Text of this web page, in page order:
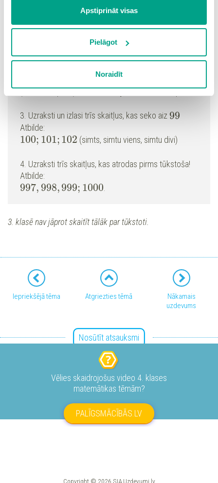
trešo pušu mārketinga sīkdatnes. Spiežot uz pogas
vietnē, izņemot “Nepieciešamās” sīkdatnes, kuru
izmantošanai nav nepieciešams iegūt lietotāja piekrišanu.
Spiežot uz pogas “Apstiprināt izvēlētās”, Jūs varat mainīt
sīkdatņu politikuun ir iespēja atsaukt savu
piekrišanu sadaļā “Sīkdatņu iestatījumi”.
Apstiprināt visas
Pielāgot
Noraidīt
¯ ¯
¯¯¯
¯ ¯
¯¯¯
- lasa: trīs simti četrdesmit seši.
2. Uzraksti skaitli: divi simti pieci!
Esi uzmanīgs, ja uzrakstīsi bez0
(divdesmit pieci). Simti ir trešajā vietā no labās puses.
3. Uzraksti un izlasi trīs skaitļus, kas seko aiz 99
Atbilde:
100; 101;102 (simts, simtu viens, simtu divi)
4. Uzraksti trīs skaitļus, kas atrodas pirms tūkstoša!
Atbilde:
997, 998,999; 1000
3. klasē nav jāprot skaitīt tālāk par tūkstoti.
Iepriekšējā tēma Atgriezties tēmā
Nākamais
uzdevums
Nosūtīt atsauksmi
Vēlies skaidrojošus video 4. klases
matemātikas tēmām?
PALĪGSMĀCĪBĀS.LV
Copyright © 2026 SIA Uzdevumi.lv